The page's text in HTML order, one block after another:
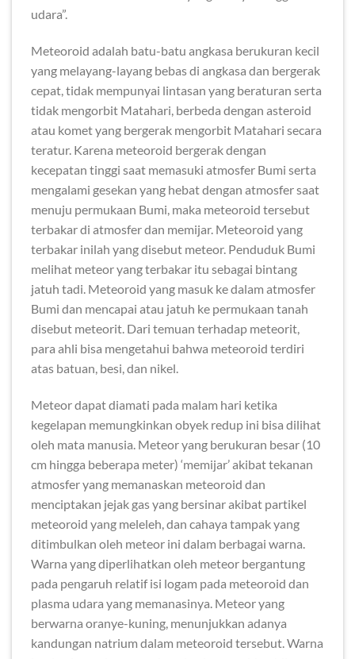
udara”.
Meteoroid adalah batu-batu angkasa berukuran kecil
yang melayang-layang bebas di angkasa dan bergerak
cepat, tidak mempunyai lintasan yang beraturan serta
tidak mengorbit Matahari, berbeda dengan asteroid
atau komet yang bergerak mengorbit Matahari secara
teratur. Karena meteoroid bergerak dengan
kecepatan tinggi saat memasuki atmosfer Bumi serta
mengalami gesekan yang hebat dengan atmosfer saat
menuju permukaan Bumi, maka meteoroid tersebut
terbakar di atmosfer dan memijar. Meteoroid yang
terbakar inilah yang disebut meteor. Penduduk Bumi
melihat meteor yang terbakar itu sebagai bintang
jatuh tadi. Meteoroid yang masuk ke dalam atmosfer
Bumi dan mencapai atau jatuh ke permukaan tanah
disebut meteorit. Dari temuan terhadap meteorit,
para ahli bisa mengetahui bahwa meteoroid terdiri
atas batuan, besi, dan nikel.
Meteor dapat diamati pada malam hari ketika
kegelapan memungkinkan obyek redup ini bisa dilihat
oleh mata manusia. Meteor yang berukuran besar (10
cm hingga beberapa meter) ‘memijar’ akibat tekanan
atmosfer yang memanaskan meteoroid dan
menciptakan jejak gas yang bersinar akibat partikel
meteoroid yang meleleh, dan cahaya tampak yang
ditimbulkan oleh meteor ini dalam berbagai warna.
Warna yang diperlihatkan oleh meteor bergantung
pada pengaruh relatif isi logam pada meteoroid dan
plasma udara yang memanasinya. Meteor yang
berwarna oranye-kuning, menunjukkan adanya
kandungan natrium dalam meteoroid tersebut. Warna